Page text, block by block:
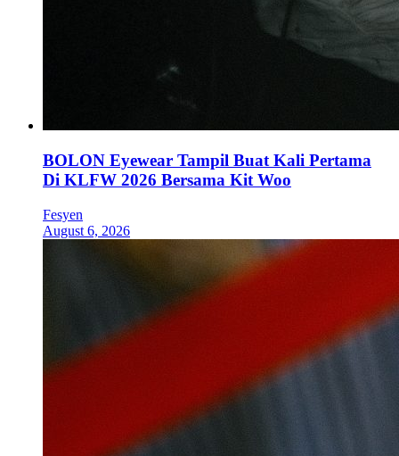
BOLON Eyewear Tampil Buat Kali Pertama
Di KLFW 2026 Bersama Kit Woo
Fesyen
August 6, 2026